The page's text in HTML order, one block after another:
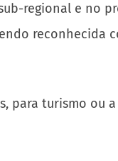
regional e no
reconhecida
para turismo ou